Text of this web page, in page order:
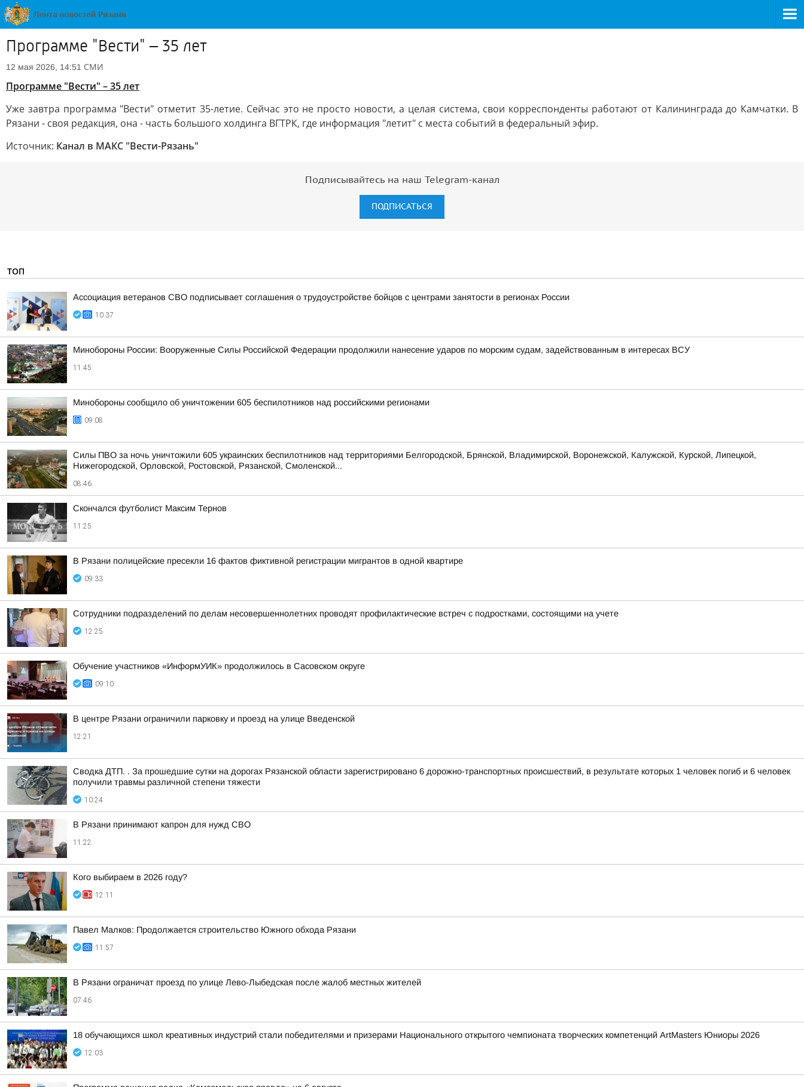
Программе "Вести" – 35 лет
12 мая 2026, 14:51 СМИ
Программе "Вести" – 35 лет
Уже завтра программа "Вести" отметит 35-летие. Сейчас это не просто новости, а целая система, свои корреспонденты работают от Калининграда до Камчатки. В
Рязани - своя редакция, она - часть большого холдинга ВГТРК, где информация "летит" с места событий в федеральный эфир.
Источник: Канал в МАКС "Вести-Рязань"
Подписывайтесь на наш Telegram-канал
ПОДПИСАТЬСЯ
ТОП
Ассоциация ветеранов СВО подписывает соглашения о трудоустройстве бойцов с центрами занятости в регионах России
10:37
Минобороны России: Вооруженные Силы Российской Федерации продолжили нанесение ударов по морским судам, задействованным в интересах ВСУ
11:45
Минобороны сообщило об уничтожении 605 беспилотников над российскими регионами
09:08
Силы ПВО за ночь уничтожили 605 украинских беспилотников над территориями Белгородской, Брянской, Владимирской, Воронежской, Калужской, Курской, Липецкой,
Нижегородской, Орловской, Ростовской, Рязанской, Смоленской...
08:46
Скончался футболист Максим Тернов
11:25
В Рязани полицейские пресекли 16 фактов фиктивной регистрации мигрантов в одной квартире
09:33
Сотрудники подразделений по делам несовершеннолетних проводят профилактические встреч с подростками, состоящими на учете
12:25
Обучение участников «ИнформУИК» продолжилось в Сасовском округе
09:10
В центре Рязани ограничили парковку и проезд на улице Введенской
12:21
Сводка ДТП. . За прошедшие сутки на дорогах Рязанской области зарегистрировано 6 дорожно-транспортных происшествий, в результате которых 1 человек погиб и 6 человек
получили травмы различной степени тяжести
10:24
В Рязани принимают капрон для нужд СВО
11:22
Кого выбираем в 2026 году?
12:11
Павел Малков: Продолжается строительство Южного обхода Рязани
11:57
В Рязани ограничат проезд по улице Лево-Лыбедская после жалоб местных жителей
07:46
18 обучающихся школ креативных индустрий стали победителями и призерами Национального открытого чемпионата творческих компетенций ArtMasters Юниоры 2026
12:03